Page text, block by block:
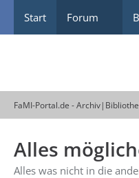
Start Forum
FaMI-Portal.de -
Alles
Alles was nicht in die